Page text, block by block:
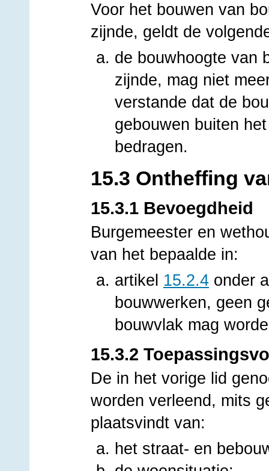
Voor het bouwen van
zijnde, geldt de
de bouwhoogte van
zijnde, mag niet
verstande dat de
gebouwen buiten
bedragen.
15.3 Ontheffing
15.3.1 Bevoegdheid
Burgemeester en
van het bepaalde in:
artikel 15.2.4 onder
bouwwerken, geen
bouwvlak mag
15.3.2
De in het vorige lid
worden verleend, mits
plaatsvindt van:
het straat- en